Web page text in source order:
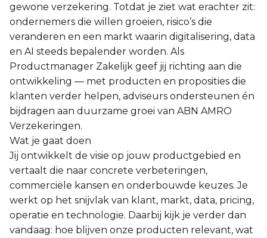
gewone verzekering. Totdat je ziet wat erachter zit:
ondernemers die willen groeien, risico’s die
veranderen en een markt waarin digitalisering, data
en AI steeds bepalender worden. Als
Productmanager Zakelijk geef jij richting aan die
ontwikkeling — met producten en proposities die
klanten verder helpen, adviseurs ondersteunen én
bijdragen aan duurzame groei van ABN AMRO
Verzekeringen.
Wat je gaat doen
Jij ontwikkelt de visie op jouw productgebied en
vertaalt die naar concrete verbeteringen,
commerciële kansen en onderbouwde keuzes. Je
werkt op het snijvlak van klant, markt, data, pricing,
operatie en technologie. Daarbij kijk je verder dan
vandaag: hoe blijven onze producten relevant, wat